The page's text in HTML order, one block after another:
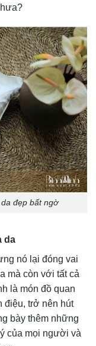
đẹp bất ngờ
da
nó lại đóng vai
mà còn với tất cả
là món đồ quan
điệu, trở nên hút
bày thêm những
của mọi người và